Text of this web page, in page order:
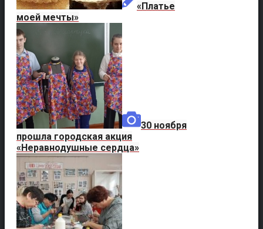
«Платье
моей мечты»
30 ноября
прошла городская акция
«Неравнодушные сердца»